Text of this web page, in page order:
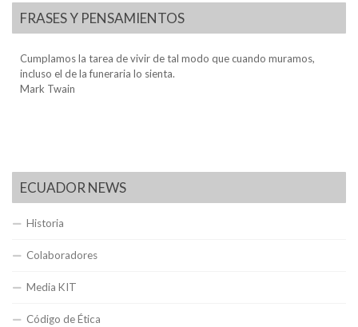
FRASES Y PENSAMIENTOS
Cumplamos la tarea de vivir de tal modo que cuando muramos,
incluso el de la funeraria lo sienta.
Mark Twain
ECUADOR NEWS
Historia
Colaboradores
Media KIT
Código de Ética